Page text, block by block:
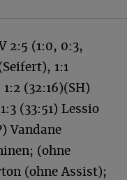
2:5 (1:0, 0:3,
1:1
(32:16)(SH)
(33:51) Lessio
Vandane
(ohne
(ohne Assist);